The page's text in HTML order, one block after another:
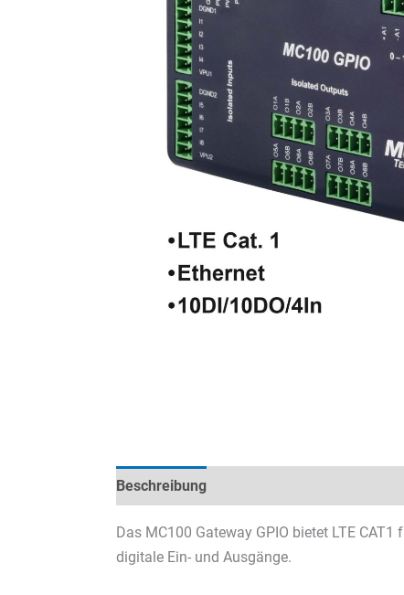
Beschreibung
Das MC100 Gateway GPIO bietet LTE
digitale Ein- und Ausgänge.